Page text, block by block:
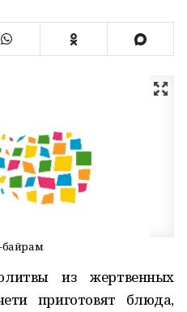
байрам
из жертвенных
приготовят блюда,